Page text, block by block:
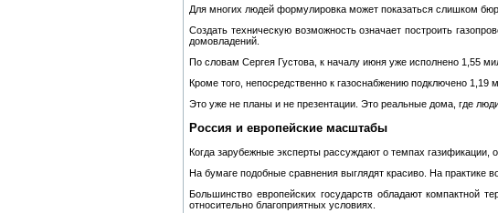
Для многих людей формулировка может показаться слишком
Создать техническую возможность означает построить
домовладений.
По словам Сергея Густова, к началу июня уже исполнено 1,55
Кроме того, непосредственно к газоснабжению подключено 1,19
Это уже не планы и не презентации. Это реальные дома, где
Россия и европейские масштабы
Когда зарубежные эксперты рассуждают о темпах
На бумаге подобные сравнения выглядят красиво. На практике
Большинство европейских государств обладают компактной
относительно благоприятных условиях.